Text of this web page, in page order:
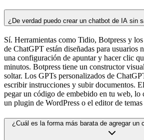
¿De verdad puedo crear un chatbot de IA sin
Sí. Herramientas como Tidio, Botpress y
de ChatGPT están diseñadas para usuarios
una configuración de apuntar y hacer clic
minutos. Botpress tiene un constructor
soltar. Los GPTs personalizados de
escribir instrucciones y subir documentos.
pegar un código de embebido en tu web, lo
un plugin de WordPress o el editor de
¿Cuál es la forma más barata de agregar un